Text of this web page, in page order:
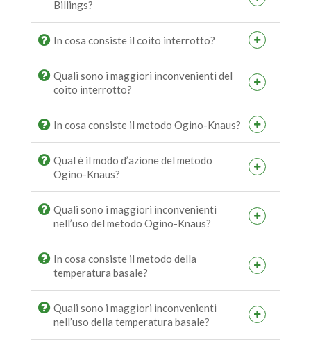
Billings?
In cosa consiste il coito interrotto?
Quali sono i maggiori inconvenienti del
coito interrotto?
In cosa consiste il metodo Ogino-Knaus?
Qual è il modo d’azione del metodo
Ogino-Knaus?
Quali sono i maggiori inconvenienti
nell’uso del metodo Ogino-Knaus?
In cosa consiste il metodo della
temperatura basale?
Quali sono i maggiori inconvenienti
nell’uso della temperatura basale?